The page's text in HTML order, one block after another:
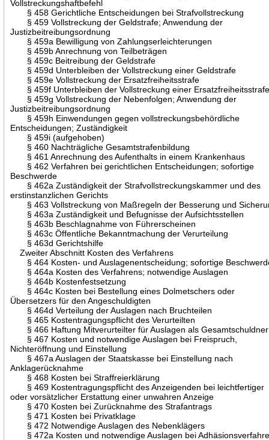
Vollstreckungshaftbefehl
§ 458 Gerichtliche Entscheidungen bei Strafvollstreckung
§ 459 Vollstreckung der Geldstrafe; Anwendung der
Justizbeitreibungsordnung
§ 459a Bewilligung von Zahlungserleichterungen
§ 459b Anrechnung von Teilbeträgen
§ 459c Beitreibung der Geldstrafe
§ 459d Unterbleiben der Vollstreckung einer Geldstrafe
§ 459e Vollstreckung der Ersatzfreiheitsstrafe
§ 459f Unterbleiben der Vollstreckung einer
§ 459g Vollstreckung der Nebenfolgen; Anwendung der
Justizbeitreibungsordnung
§ 459h Einwendungen gegen vollstreckungsbehördliche
Entscheidungen; Zuständigkeit
§ 459i (aufgehoben)
§ 460 Nachträgliche Gesamtstrafenbildung
§ 461 Anrechnung des Aufenthalts in einem Krankenhaus
§ 462 Verfahren bei gerichtlichen Entscheidungen; sofortige
Beschwerde
§ 462a Zuständigkeit der Strafvollstreckungskammer und des
erstinstanzlichen Gerichts
§ 463 Vollstreckung von Maßregeln der Besserung und
§ 463a Zuständigkeit und Befugnisse der Aufsichtsstellen
§ 463b Beschlagnahme von Führerscheinen
§ 463c Öffentliche Bekanntmachung der Verurteilung
§ 463d Gerichtshilfe
Zweiter Abschnitt Kosten des Verfahrens
§ 464 Kosten- und Auslagenentscheidung; sofortige
§ 464a Kosten des Verfahrens; notwendige Auslagen
§ 464b Kostenfestsetzung
§ 464c Kosten bei Bestellung eines Dolmetschers oder
Übersetzers für den Angeschuldigten
§ 464d Verteilung der Auslagen nach Bruchteilen
§ 465 Kostentragungspflicht des Verurteilten
§ 466 Haftung Mitverurteilter für Auslagen als Gesamtschuldner
§ 467 Kosten und notwendige Auslagen bei Freispruch,
Nichteröffnung und Einstellung
§ 467a Auslagen der Staatskasse bei Einstellung nach
Anklagerücknahme
§ 468 Kosten bei Straffreierklärung
§ 469 Kostentragungspflicht des Anzeigenden bei leichtfertiger
oder vorsätzlicher Erstattung einer unwahren Anzeige
§ 470 Kosten bei Zurücknahme des Strafantrags
§ 471 Kosten bei Privatklage
§ 472 Notwendige Auslagen des Nebenklägers
§ 472a Kosten und notwendige Auslagen bei